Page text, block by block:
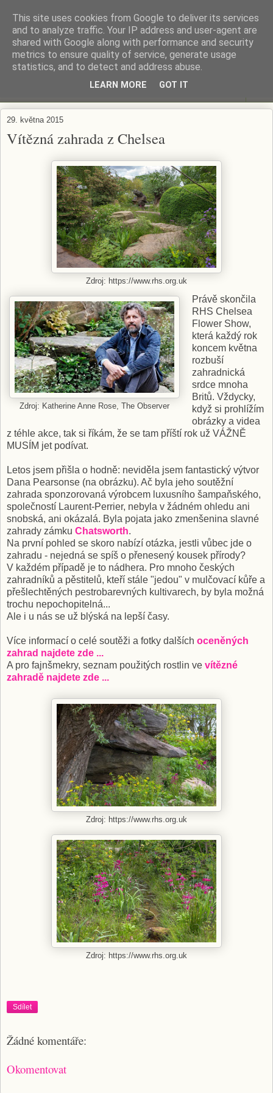
ZAHRADA MĚ BAVÍ
Zahradničení s respektem...
29. května 2015
Vítězná zahrada z Chelsea
Zdroj: https://www.rhs.org.uk
Zdroj: Katherine Anne Rose, The Observer
Právě skončila
RHS Chelsea
Flower Show,
která každý rok
koncem května
rozbuší
zahradnická
srdce mnoha
Britů. Vždycky,
když si prohlížím
obrázky a videa
z téhle akce, tak si říkám, že se tam příští rok už VÁŽNĚ
MUSÍM jet podívat.
Letos jsem přišla o hodně: neviděla jsem fantastický výtvor
Dana Pearsonse (na obrázku). Ač byla jeho soutěžní
zahrada sponzorovaná výrobcem luxusního šampaňského,
společností Laurent-Perrier, nebyla v žádném ohledu ani
snobská, ani okázalá. Byla pojata jako zmenšenina slavné
zahrady zámku Chatsworth.
Na první pohled se skoro nabízí otázka, jestli vůbec jde o
zahradu - nejedná se spíš o přenesený kousek přírody?
V každém případě je to nádhera. Pro mnoho českých
zahradníků a pěstitelů, kteří stále "jedou" v mulčovací kůře a
přešlechtěných pestrobarevných kultivarech, by byla možná
trochu nepochopitelná...
Ale i u nás se už blýská na lepší časy.
Více informací o celé soutěži a fotky dalších oceněných
zahrad najdete zde ...
A pro fajnšmekry, seznam použitých rostlin ve vítězné
zahradě najdete zde ...
Zdroj: https://www.rhs.org.uk
Zdroj: https://www.rhs.org.uk
Sdílet
Žádné komentáře:
Okomentovat
This site uses cookies from Google to deliver its services
and to analyze traffic. Your IP address and user-agent are
shared with Google along with performance and security
metrics to ensure quality of service, generate usage
statistics, and to detect and address abuse.
LEARN MORE GOT IT